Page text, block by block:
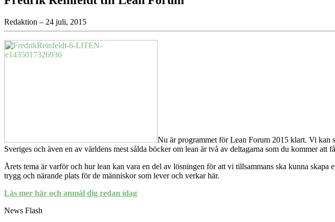
Redaktion – 24 juli, 2015
Nu är programmet för Lean Forum 2015 klart. Vi kan
Sveriges och även en av världens mest sålda böcker om lean är två av deltagarna som du kommer att
Årets tema är varför och hur lean kan vara en del av lösningen för att vi tillsammans ska kunna
trygg och närande plats för de människor som lever och verkar här.
Läs mer här och anmäl dig redan idag
News Flash